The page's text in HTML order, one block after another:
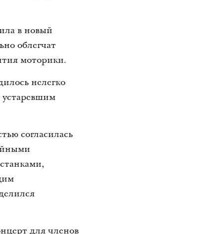
в новый
облегчат
моторики.
нелегко
устаревшим
согласилась
для членов